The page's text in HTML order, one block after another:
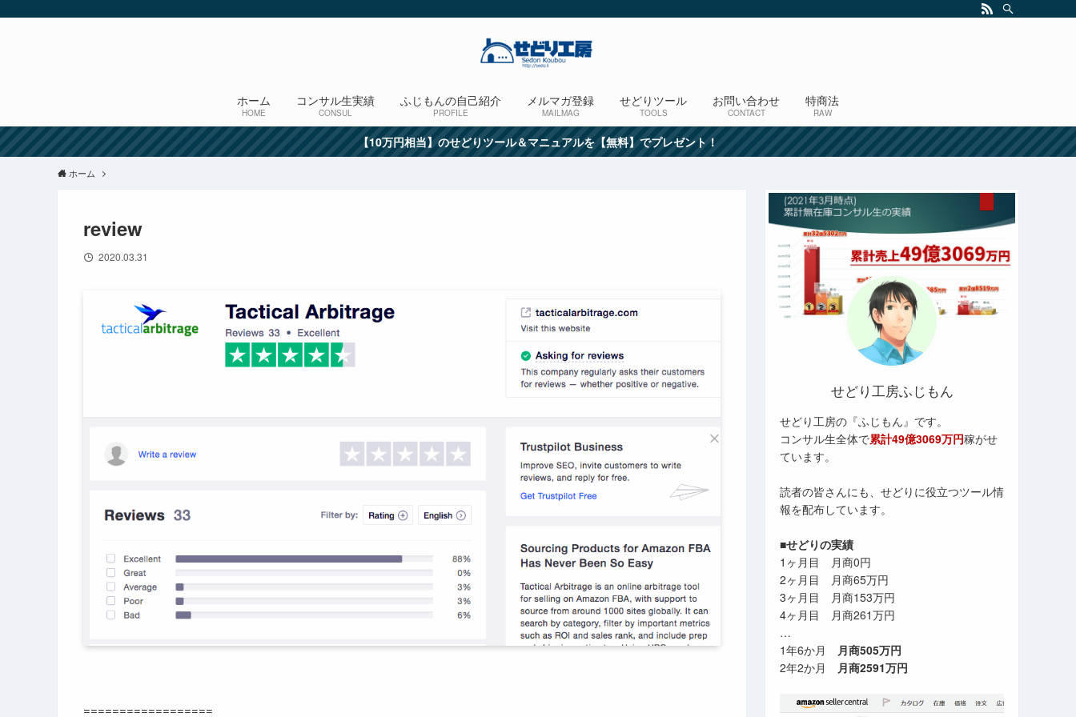
ホーム
HOME
コンサル生実績
CONSUL
ふじもんの自己紹介
PROFILE
メルマガ登録
MAILMAG
せどりツール
TOOLS
お問い合わせ
CONTACT
特商法
RAW
【10万円相当】のせどりツール＆マニュアルを【無料】でプレゼント！
ホーム
review
2020.03.31
==================
せどり工房ふじもん
せどり工房の『ふじもん』です。
コンサル生全体で累計49億3069万円稼がせ
ています。
読者の皆さんにも、せどりに役立つツール情
報を配布しています。
■せどりの実績
1ヶ月目 月商0円
2ヶ月目 月商65万円
3ヶ月目 月商153万円
4ヶ月目 月商261万円
…
1年6か月 月商505万円
2年2か月 月商2591万円